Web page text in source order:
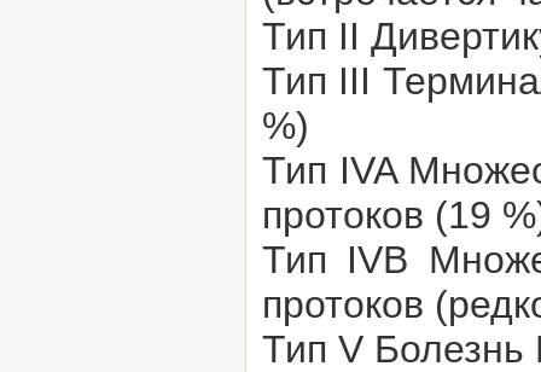
Тип II
Тип III
%)
Тип IVA
протоков (19
Тип IVB
протоков
Тип V Болезнь